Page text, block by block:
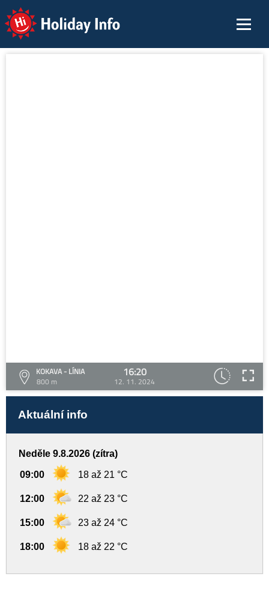
Holiday Info
KOKAVA - LÍNIA
800 m
16:20
12. 11. 2024
Aktuální info
Neděle 9.8.2026 (zítra)
09:00 18 až 21 °C
12:00 22 až 23 °C
15:00 23 až 24 °C
18:00 18 až 22 °C